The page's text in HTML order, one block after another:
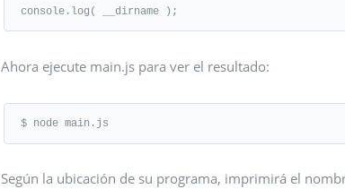
console.log( __dirname );
Ahora ejecute main.js para ver el resultado:
$ node main.js
Según la ubicación de su programa, imprimirá el